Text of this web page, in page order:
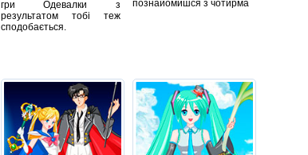
гри Одевалки з
результатом тобі теж
сподобається.
познайомишся з чотирма